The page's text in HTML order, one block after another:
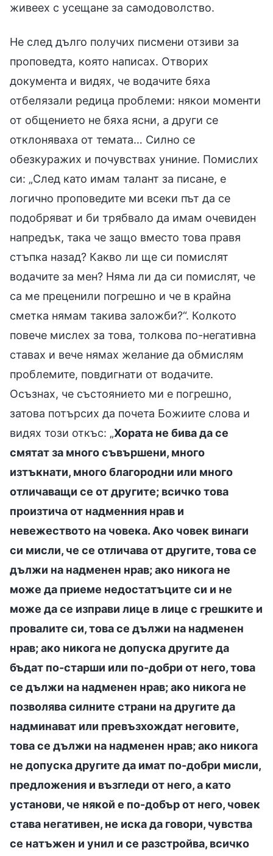
живеех с усещане за самодоволство.
Не след дълго получих писмени отзиви за
проповедта, която написах. Отворих
документа и видях, че водачите бяха
отбелязали редица проблеми: някои моменти
от общението не бяха ясни, а други се
отклоняваха от темата… Силно се
обезкуражих и почувствах униние. Помислих
си: „След като имам талант за писане, е
логично проповедите ми всеки път да се
подобряват и би трябвало да имам очевиден
напредък, така че защо вместо това правя
стъпка назад? Какво ли ще си помислят
водачите за мен? Няма ли да си помислят, че
са ме преценили погрешно и че в крайна
сметка нямам такива заложби?“. Колкото
повече мислех за това, толкова по-негативна
ставах и вече нямах желание да обмислям
проблемите, повдигнати от водачите.
Осъзнах, че състоянието ми е погрешно,
затова потърсих да почета Божиите слова и
видях този откъс: „Хората не бива да се
смятат за много съвършени, много
изтъкнати, много благородни или много
отличаващи се от другите; всичко това
произтича от надменния нрав и
невежеството на човека. Ако човек винаги
си мисли, че се отличава от другите, това се
дължи на надменен нрав; ако никога не
може да приеме недостатъците си и не
може да се изправи лице в лице с грешките и
провалите си, това се дължи на надменен
нрав; ако никога не допуска другите да
бъдат по-старши или по-добри от него, това
се дължи на надменен нрав; ако никога не
позволява силните страни на другите да
надминават или превъзхождат неговите,
това се дължи на надменен нрав; ако никога
не допуска другите да имат по-добри мисли,
предложения и възгледи от него, а като
установи, че някой е по-добър от него, човек
става негативен, не иска да говори, чувства
се натъжен и унил и се разстройва, всичко